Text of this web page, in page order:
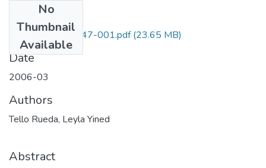
No
Thumbnail
Available
1105-11-14447-001.pdf(23.65 MB)
Date
2006-03
Authors
Tello Rueda, Leyla Yined
Abstract